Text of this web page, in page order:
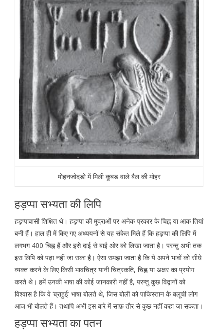
मोहनजोदडो में मिली कूबड वाले बैल की मोहर
हड़प्पा सभ्यता की लिपि
हड़प्पावासी शिक्षित थे। हड़प्पा की मुद्राओं पर अनेक प्रकार के चिह्न या आक तियां
बनी हैं। हाल ही में किए गए अध्ययनों से यह संकेत मिले हैं कि हड़प्पा की लिपि में
लगभग 400 चिह्न हैं और इसे दाई से बाई ओर को लिखा जाता है। परन्तु अभी तक
इस लिपि को पढ़ा नहीं जा सका है। ऐसा समझा जाता है कि ये अपने भावों को सीधे
व्यक्त करने के लिए किसी भावचित्र यानी चित्रकति, चिह्न या अक्षर का प्रयोग
करते थे। हमें उनकी भाषा की कोई जानकारी नहीं है, परन्तु कुछ विद्वानों को
विश्वास है कि वे ‘ब्राहुई’ भाषा बोलते थे, जिस बोली को पाकिस्तान के बलूची लोग
आज भी बोलते हैं। तथापि अभी इस बारे में साफ़ तौर से कुछ नहीं कहा जा सकता।
हड़प्पा सभ्यता का पतन